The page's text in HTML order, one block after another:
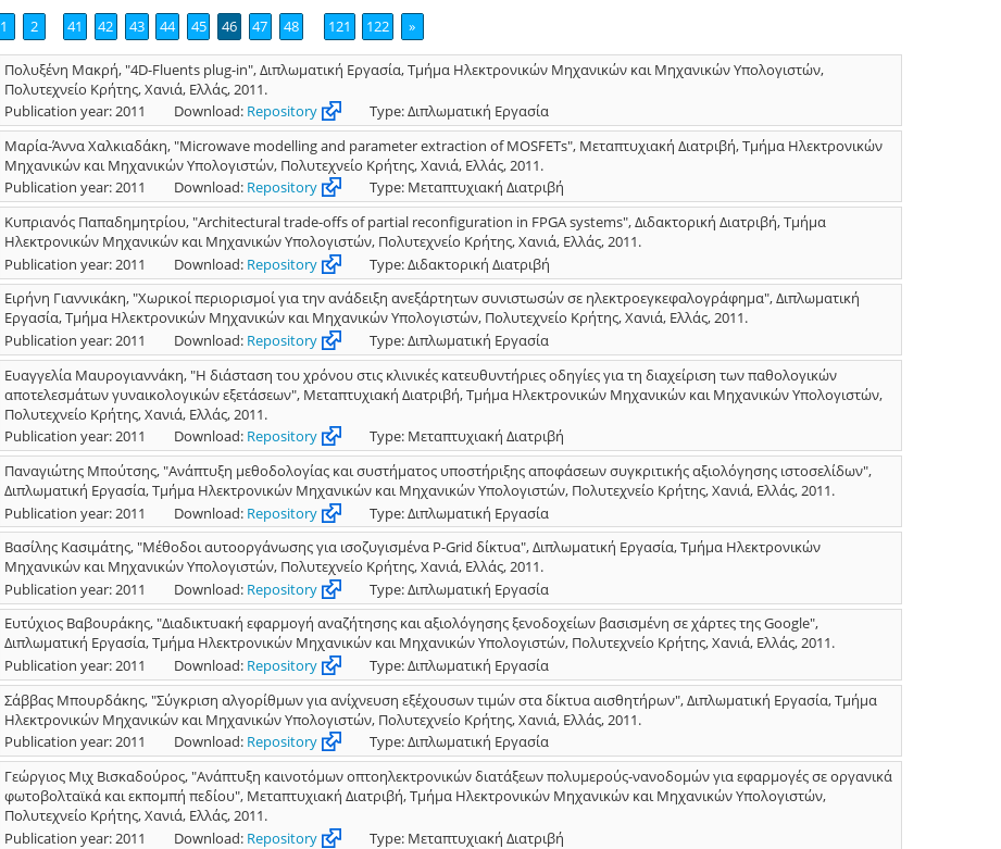
1 2 41 42 43 44 45 46 47 48 121 122 »
Πολυξένη Μακρή, "4D-Fluents plug-in", Διπλωματική Εργασία, Τμήμα Ηλεκτρονικών Μηχανικών και Μηχανικών Υπολογιστών,
Πολυτεχνείο Κρήτης, Χανιά, Ελλάς, 2011.
Publication year: 2011
Download: Repository
Type: Διπλωματική Εργασία
Μαρία-Άννα Χαλκιαδάκη, "Microwave modelling and parameter extraction of MOSFETs", Μεταπτυχιακή Διατριβή, Τμήμα Ηλεκτρονικών
Μηχανικών και Μηχανικών Υπολογιστών, Πολυτεχνείο Κρήτης, Χανιά, Ελλάς, 2011.
Publication year: 2011
Download: Repository
Type: Μεταπτυχιακή Διατριβή
Κυπριανός Παπαδημητρίου, "Architectural trade-offs of partial reconfiguration in FPGA systems", Διδακτορική Διατριβή, Τμήμα
Ηλεκτρονικών Μηχανικών και Μηχανικών Υπολογιστών, Πολυτεχνείο Κρήτης, Χανιά, Ελλάς, 2011.
Publication year: 2011
Download: Repository
Type: Διδακτορική Διατριβή
Ειρήνη Γιαννικάκη, "Χωρικοί περιορισμοί για την ανάδειξη ανεξάρτητων συνιστωσών σε ηλεκτροεγκεφαλογράφημα", Διπλωματική
Εργασία, Τμήμα Ηλεκτρονικών Μηχανικών και Μηχανικών Υπολογιστών, Πολυτεχνείο Κρήτης, Χανιά, Ελλάς, 2011.
Publication year: 2011
Download: Repository
Type: Διπλωματική Εργασία
Ευαγγελία Μαυρογιαννάκη, "Η διάσταση του χρόνου στις κλινικές κατευθυντήριες οδηγίες για τη διαχείριση των παθολογικών
αποτελεσμάτων γυναικολογικών εξετάσεων", Μεταπτυχιακή Διατριβή, Τμήμα Ηλεκτρονικών Μηχανικών και Μηχανικών Υπολογιστών,
Πολυτεχνείο Κρήτης, Χανιά, Ελλάς, 2011.
Publication year: 2011
Download: Repository
Type: Μεταπτυχιακή Διατριβή
Παναγιώτης Μπούτσης, "Ανάπτυξη μεθοδολογίας και συστήματος υποστήριξης αποφάσεων συγκριτικής αξιολόγησης ιστοσελίδων",
Διπλωματική Εργασία, Τμήμα Ηλεκτρονικών Μηχανικών και Μηχανικών Υπολογιστών, Πολυτεχνείο Κρήτης, Χανιά, Ελλάς, 2011.
Publication year: 2011
Download: Repository
Type: Διπλωματική Εργασία
Βασίλης Κασιμάτης, "Μέθοδοι αυτοοργάνωσης για ισοζυγισμένα P-Grid δίκτυα", Διπλωματική Εργασία, Τμήμα Ηλεκτρονικών
Μηχανικών και Μηχανικών Υπολογιστών, Πολυτεχνείο Κρήτης, Χανιά, Ελλάς, 2011.
Publication year: 2011
Download: Repository
Type: Διπλωματική Εργασία
Ευτύχιος Βαβουράκης, "Διαδικτυακή εφαρμογή αναζήτησης και αξιολόγησης ξενοδοχείων βασισμένη σε χάρτες της Google",
Διπλωματική Εργασία, Τμήμα Ηλεκτρονικών Μηχανικών και Μηχανικών Υπολογιστών, Πολυτεχνείο Κρήτης, Χανιά, Ελλάς, 2011.
Publication year: 2011
Download: Repository
Type: Διπλωματική Εργασία
Σάββας Μπουρδάκης, "Σύγκριση αλγορίθμων για ανίχνευση εξέχουσων τιμών στα δίκτυα αισθητήρων", Διπλωματική Εργασία, Τμήμα
Ηλεκτρονικών Μηχανικών και Μηχανικών Υπολογιστών, Πολυτεχνείο Κρήτης, Χανιά, Ελλάς, 2011.
Publication year: 2011
Download: Repository
Type: Διπλωματική Εργασία
Γεώργιος Μιχ Βισκαδούρος, "Ανάπτυξη καινοτόμων οπτοηλεκτρονικών διατάξεων πολυμερούς-νανοδομών για εφαρμογές σε οργανικά
φωτοβολταϊκά και εκπομπή πεδίου", Μεταπτυχιακή Διατριβή, Τμήμα Ηλεκτρονικών Μηχανικών και Μηχανικών Υπολογιστών,
Πολυτεχνείο Κρήτης, Χανιά, Ελλάς, 2011.
Publication year: 2011
Download: Repository
Type: Μεταπτυχιακή Διατριβή